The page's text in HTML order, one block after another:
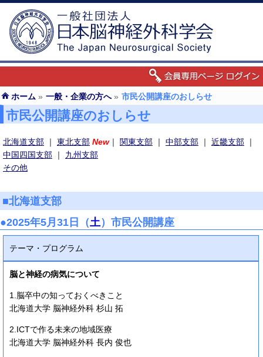
ホーム » 一般・企業の方へ» 市民公開講座のおしらせ
市民公開講座のおしらせ
北海道支部 ｜ 東北支部 New｜ 関東支部 ｜ 中部支部 ｜ 近畿支部 ｜
中国四国支部 ｜ 九州支部
その他
■北海道支部
●2025年5月31日（土）市民公開講座
テーマ・プログラム
脳と神経の病気について
1.脳卒中の知っておくべきこと
北海道大学 脳神経外科 杉山 拓
2.ICTで作る未来の地域医療
北海道大学 脳神経外科 長内 俊也